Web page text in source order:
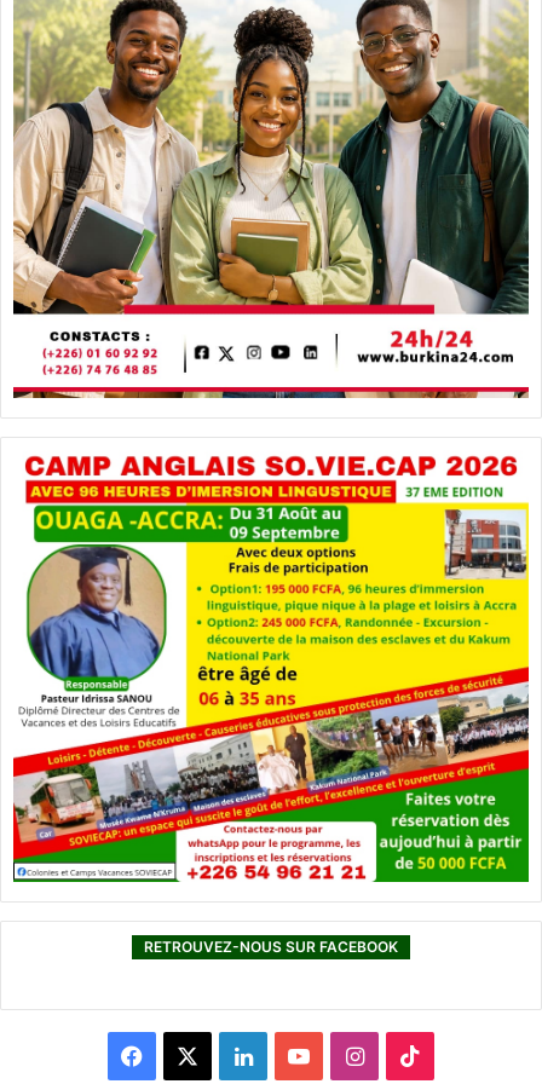
RETROUVEZ-NOUS SUR FACEBOOK
L
I